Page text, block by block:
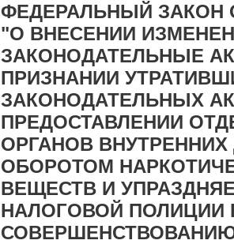
ФЕДЕРАЛЬНЫЙ ЗАКОН
"О ВНЕСЕНИИ
ЗАКОНОДАТЕЛЬНЫЕ
ПРИЗНАНИИ
ЗАКОНОДАТЕЛЬНЫХ
ПРЕДОСТАВЛЕНИИ
ОРГАНОВ
ОБОРОТОМ
ВЕЩЕСТВ И
НАЛОГОВОЙ ПОЛИЦИИ